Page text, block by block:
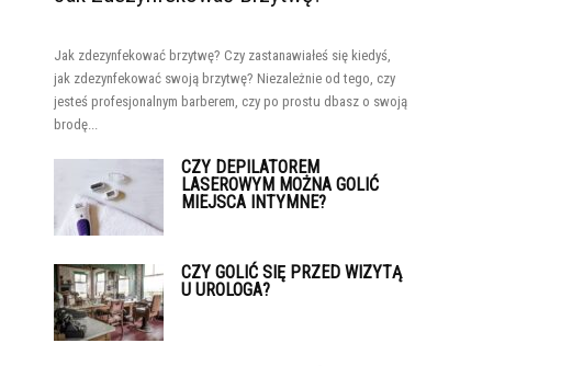
Jak zdezynfekować brzytwę? Czy zastanawiałeś się kiedyś,
jak zdezynfekować swoją brzytwę? Niezależnie od tego, czy
jesteś profesjonalnym barberem, czy po prostu dbasz o swoją
brodę...
CZY DEPILATOREM
LASEROWYM MOŻNA GOLIĆ
MIEJSCA INTYMNE?
CZY GOLIĆ SIĘ PRZED WIZYTĄ
U UROLOGA?